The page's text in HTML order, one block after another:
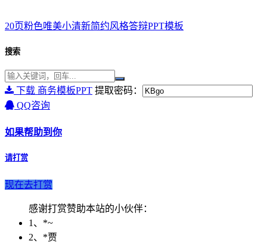
20页粉色唯美小清新简约风格答辩PPT模板
搜索
下载 商务模板PPT 提取密码：
QQ咨询
如果帮助到你
请打赏
现在去打赏
感谢打赏赞助本站的小伙伴：
1、*~
2、*贾